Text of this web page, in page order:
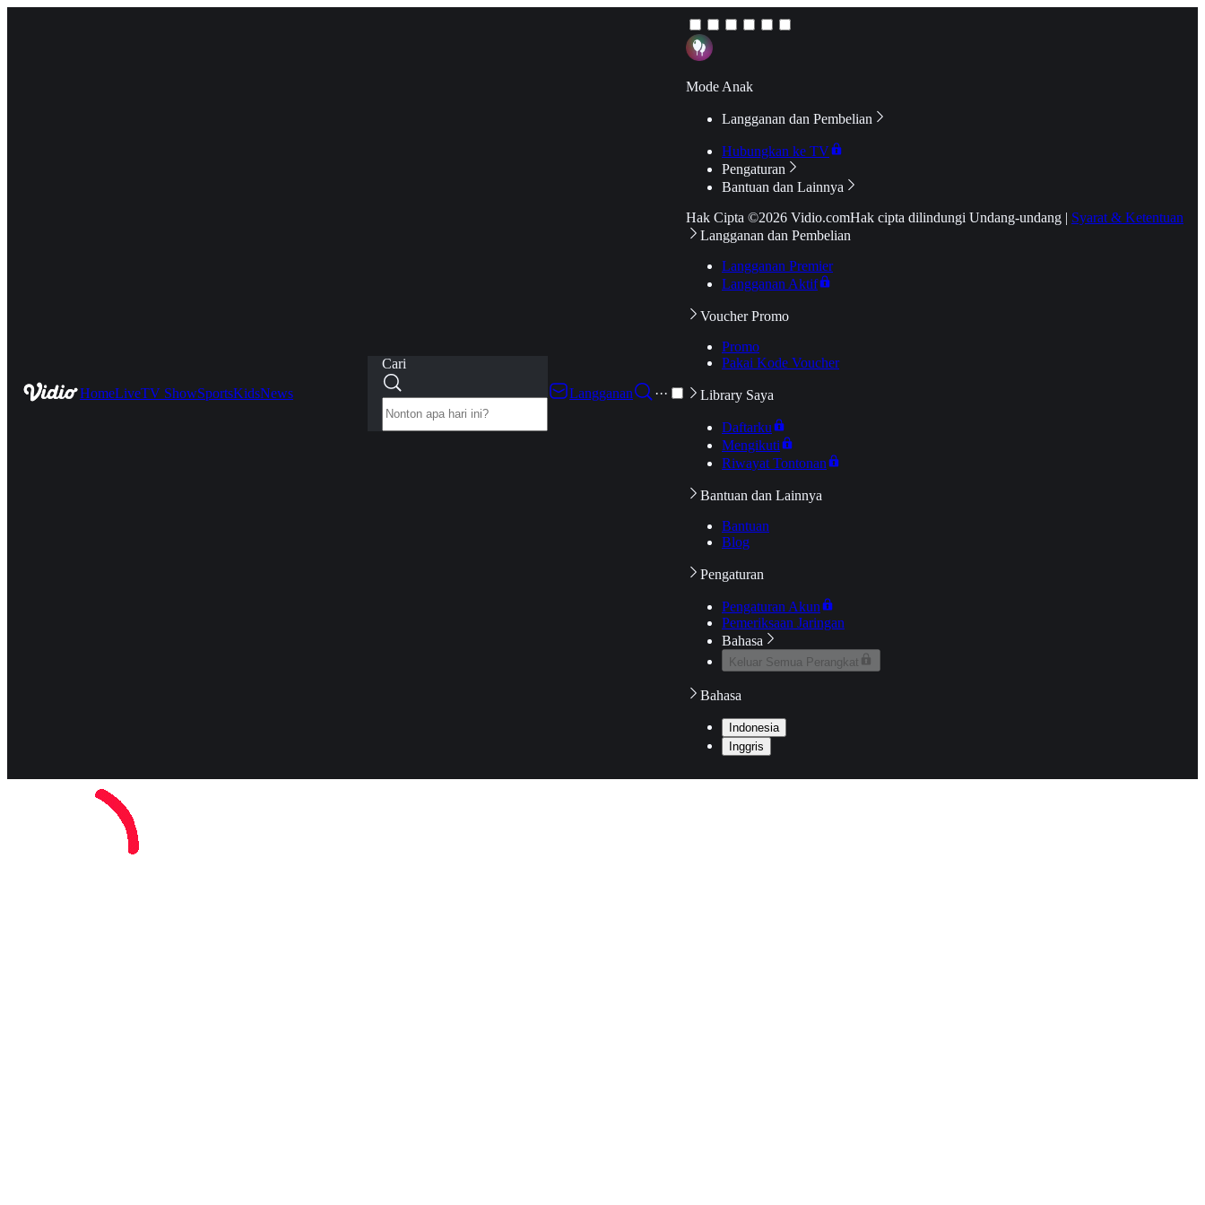
HomeLiveTV ShowSportsKidsNews
Cari
Langganan
···
Mode Anak
Langganan dan Pembelian
Hubungkan ke TV
Pengaturan
Bantuan dan Lainnya
Hak Cipta ©2026 Vidio.comHak cipta dilindungi Undang-undang | Syarat & Ketentuan
Langganan dan Pembelian
Langganan Premier
Langganan Aktif
Voucher Promo
Promo
Pakai Kode Voucher
Library Saya
Daftarku
Mengikuti
Riwayat Tontonan
Bantuan dan Lainnya
Bantuan
Blog
Pengaturan
Pengaturan Akun
Pemeriksaan Jaringan
Bahasa
Keluar Semua Perangkat
Bahasa
Indonesia
Inggris